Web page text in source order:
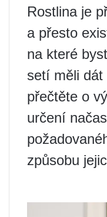
Rostlina je
a přesto
na které
setí měli
přečtěte o
určení
způsobu